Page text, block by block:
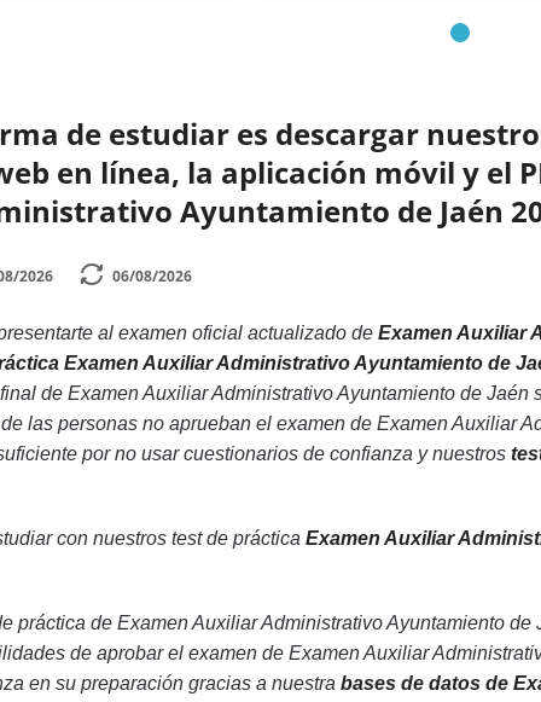
de estudiar es descargar
en línea, la aplicación móvil y el
Ayuntamiento de Jaén
2026 06/08/2026
al examen oficial actualizado de Examen Auxiliar
Examen Auxiliar Administrativo Ayuntamiento de
de Examen Auxiliar Administrativo Ayuntamiento de
las personas no aprueban el examen de Examen Auxiliar
por no usar cuestionarios de confianza y nuestros
con nuestros test de práctica Examen Auxiliar
práctica de Examen Auxiliar Administrativo Ayuntamiento
de aprobar el examen de Examen Auxiliar
en su preparación gracias a nuestra bases de datos de